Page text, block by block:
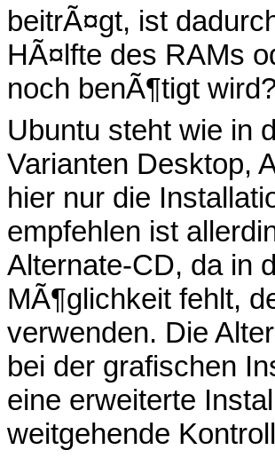
beitrÃ¤gt, ist
HÃ¤lfte des RAMs
noch benÃ¶tigt wird?
Ubuntu steht wie in
Varianten Desktop,
hier nur die
empfehlen ist
Alternate-CD, da in
MÃ¶glichkeit fehlt,
verwenden. Die
bei der grafischen
eine erweiterte
weitgehende